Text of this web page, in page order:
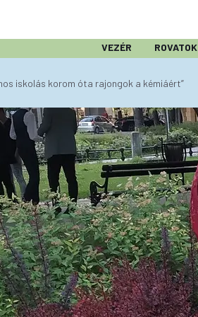
VEZÉR ROVATOK
iskolás korom óta rajongok a kémiáért”